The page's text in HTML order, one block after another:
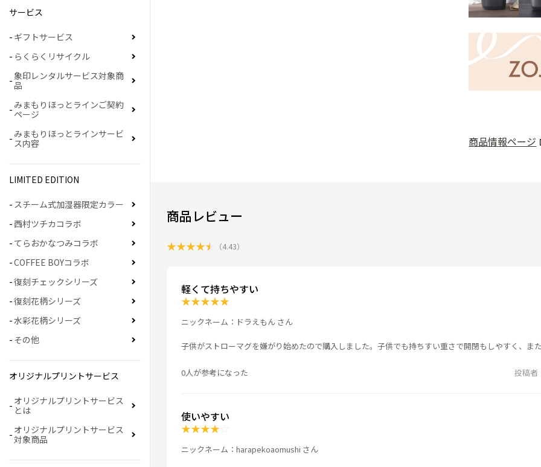
商品情報ページ
商品レビュー
★★★★★ （4.43）
軽くて持ちやすい
★★★★★
ニックネーム：ドラえもん さん
子供がストローマグを嫌がり始めたので購入しました。子供でも持ちすい重さで開閉もしやすく、ま
0人が参考になった 投稿者
使いやすい
★★★★
ニックネーム：harapekoaomushi さん
サービス
ギフトサービス
らくらくリサイクル
象印レンタルサービス対象商
品
みまもりほっとラインご契約
ページ
みまもりほっとラインサービ
ス内容
LIMITED EDITION
スチーム式加湿器限定カラー
西村ツチカコラボ
てらおかなつみコラボ
COFFEE BOYコラボ
復刻チェックシリーズ
復刻花柄シリーズ
水彩花柄シリーズ
その他
オリジナルプリントサービス
オリジナルプリントサービス
とは
オリジナルプリントサービス
対象商品